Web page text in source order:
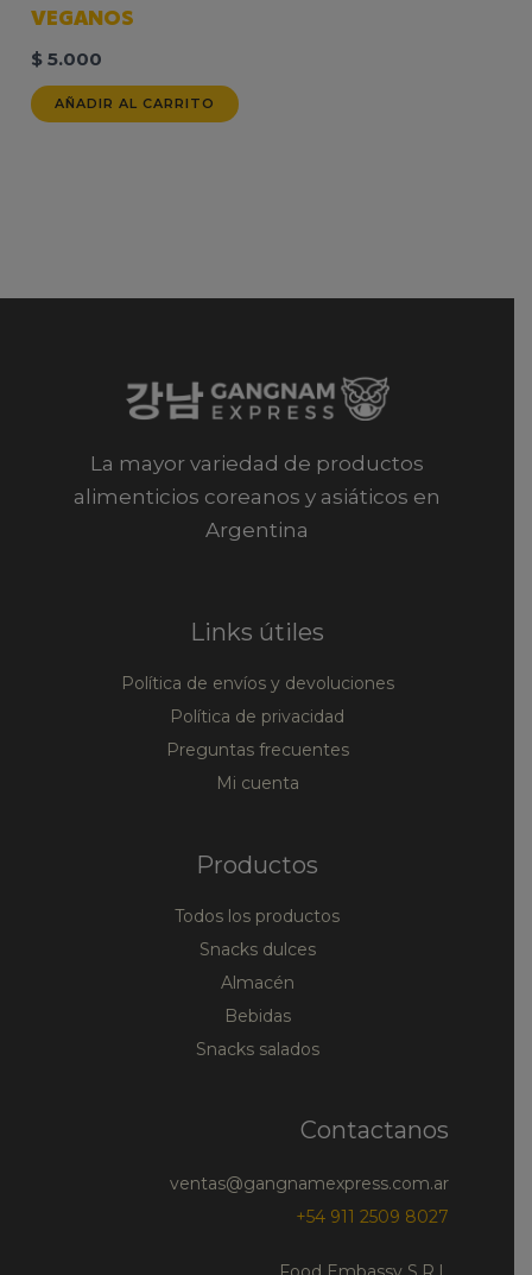
VEGANOS
$ 5.000
AÑADIR AL CARRITO
La mayor variedad de productos
alimenticios coreanos y asiáticos en
Argentina
Links útiles
Política de envíos y devoluciones
Política de privacidad
Preguntas frecuentes
Mi cuenta
Productos
Todos los productos
Snacks dulces
Almacén
Bebidas
Snacks salados
Contactanos
ventas@gangnamexpress.com.ar
+54 911 2509 8027